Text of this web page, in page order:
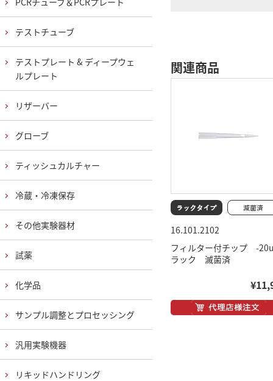
関連商品
16.101.2102
フィルター付チップ -
ラック 滅菌済
テストチューブ
テストプレート & ディープウェ
ルプレート
リザーバー
グローブ
ティッシュカルチャー
冷蔵・冷凍保存
その他実験器材
試薬
化学品
サンプル調整とプロセッシング
汎用実験機器
リキッドハンドリング